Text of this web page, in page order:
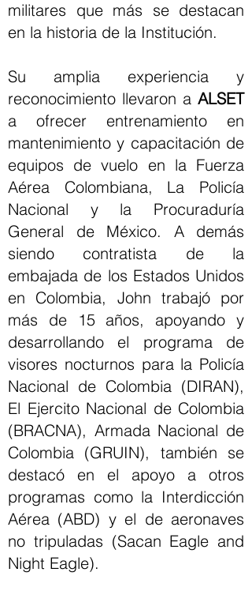
militares que más se destacan
en la historia de la Institución.
Su amplia experiencia y
reconocimiento llevaron a ALSET
a ofrecer entrenamiento en
mantenimiento y capacitación de
equipos de vuelo en la Fuerza
Aérea Colombiana, La Policía
Nacional y la Procuraduría
General de México. A demás
siendo contratista de la
embajada de los Estados Unidos
en Colombia, John trabajó por
más de 15 años, apoyando y
desarrollando el programa de
visores nocturnos para la Policía
Nacional de Colombia (DIRAN),
El Ejercito Nacional de Colombia
(BRACNA), Armada Nacional de
Colombia (GRUIN), también se
destacó en el apoyo a otros
programas como la Interdicción
Aérea (ABD) y el de aeronaves
no tripuladas (Sacan Eagle and
Night Eagle).